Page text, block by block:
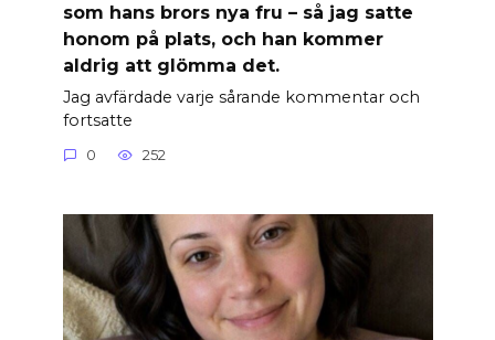
som hans brors nya fru – så jag satte
honom på plats, och han kommer
aldrig att glömma det.
Jag avfärdade varje sårande kommentar och
fortsatte
0 252